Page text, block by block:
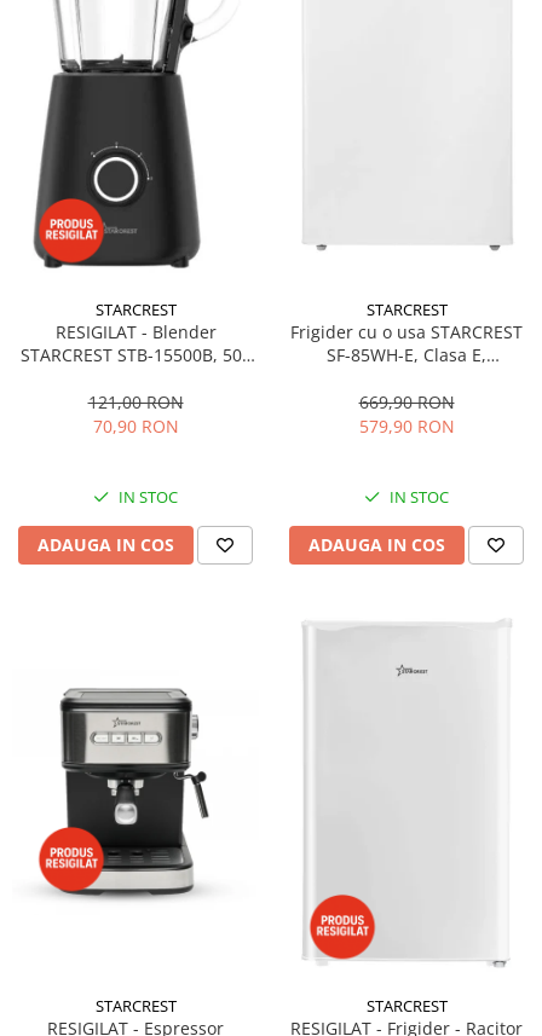
STARCREST
RESIGILAT - Blender
STARCREST STB-15500B, 500
Pulse, Negru
121,00 RON
70,90 RON
IN STOC
ADAUGA IN COS
STARCREST
Frigider cu o usa STARCREST
SF-85WH-E, Clasa E,
interioara, Compartiment
gheata, H 82 cm, Alb
669,90 RON
579,90 RON
IN STOC
ADAUGA IN COS
STARCREST
RESIGILAT - Espressor
STARCREST
RESIGILAT - Frigider - Racitor